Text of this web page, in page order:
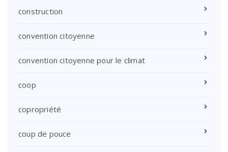
construction
convention citoyenne
convention citoyenne pour le climat
coop
copropriété
coup de pouce